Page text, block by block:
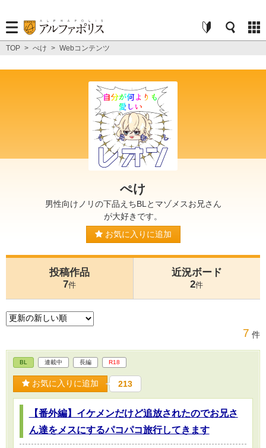
TOP > ぺけ > Webコンテンツ
ぺけ
男性向けノリの下品えちBLとマゾメスお兄さん
が大好きです。
お気に入りに追加
投稿作品
7件
近況ボード
2件
7 件
BL 連載中 長編 R18
お気に入りに追加 213
【番外編】イケメンだけど追放されたのでお兄さ
ん達をメスにするパコパコ旅行してきます